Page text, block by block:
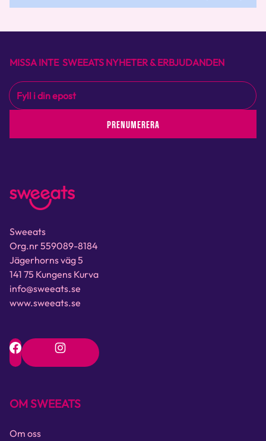
MISSA INTE SWEEATS NYHETER & ERBJUDANDEN
PRENUMERERA
Sweeats
Org.nr 559089-8184
Jägerhorns väg 5
141 75 Kungens Kurva
info@sweeats.se
www.sweeats.se
OM SWEEATS
Om oss